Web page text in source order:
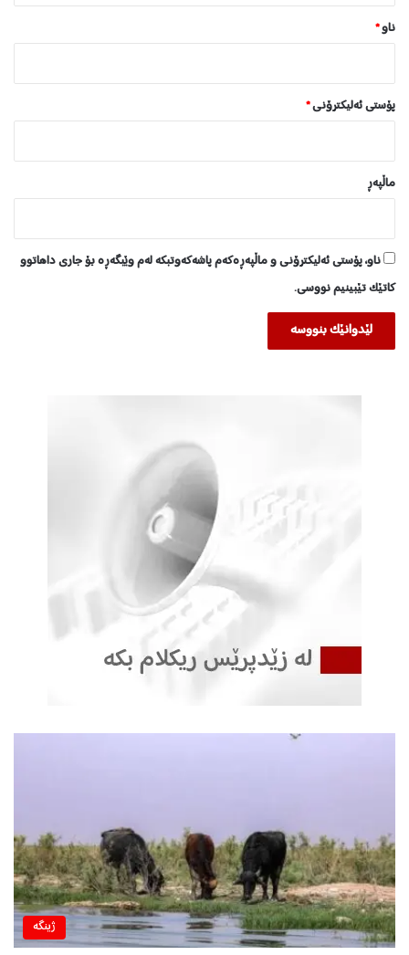
ه
ە
د
ناو*
پۆستی ئەلیکترۆنی*
ماڵپه‌ڕ
ناو، پۆستی ئەلیکترۆنی و ماڵپەڕەکەم پاشەکەوتبکە لەم وێبگەڕە بۆ جاری داهاتوو
کاتێک تێبینیم نووسی.
ژینگه‌